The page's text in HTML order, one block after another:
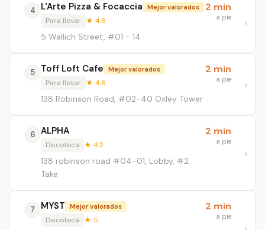
4 L'Arte Pizza & Focaccia Mejor valorados
Para llevar ★ 4.6
5 Wallich Street, #01 - 14
2 min
a pie
5 Toff Loft Cafe Mejor valorados
Para llevar ★ 4.6
138 Robinson Road, #02-40 Oxley Tower
2 min
a pie
6 ALPHA
Discoteca ★ 4.2
138 robinson road #04-01, Lobby, #2
Take
2 min
a pie
7 MYST Mejor valorados
Discoteca ★ 5
2 min
a pie